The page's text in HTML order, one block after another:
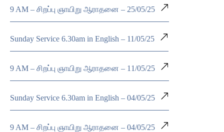
9 AM – சிறப்பு ஞாயிறு ஆராதனை – 25/05/25
Sunday Service 6.30am in English – 11/05/25
9 AM – சிறப்பு ஞாயிறு ஆராதனை – 11/05/25
Sunday Service 6.30am in English – 04/05/25
9 AM – சிறப்பு ஞாயிறு ஆராதனை – 04/05/25